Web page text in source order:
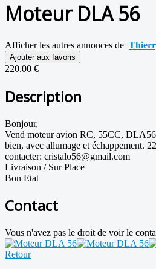
Moteur DLA 56
Afficher les autres annonces de
Ajouter aux favoris
220.00 €
Description
Bonjour,
Vend moteur avion RC, 55CC,
bien, avec allumage et échappement.
contacter: cristalo56@gmail.com
Livraison / Sur Place
Bon Etat
Contact
Vous n'avez pas le droit de voir le
Retour